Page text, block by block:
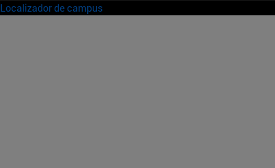
Localizador de campus